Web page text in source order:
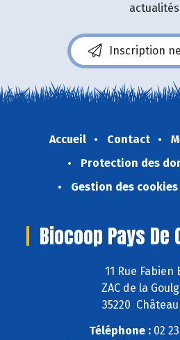
Inscription
Accueil Contact
Protection des
Gestion des cookies
Biocoop Pays De
11 Rue Fabien
ZAC de la
35220
Téléphone :02